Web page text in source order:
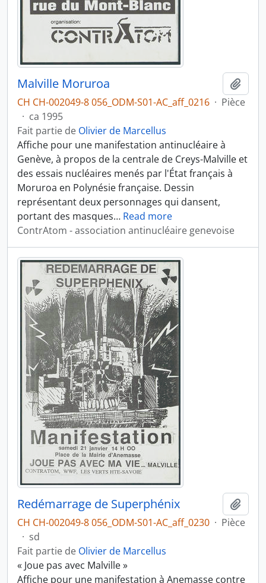
Malville Moruroa
CH CH-002049-8 056_ODM-S01-AC_aff_0216 · Pièce
· ca 1995
Fait partie de Olivier de Marcellus
Affiche pour une manifestation antinucléaire à
Genève, à propos de la centrale de Creys-Malville et
des essais nucléaires menés par l'État français à
Moruroa en Polynésie française. Dessin
représentant deux personnages qui dansent,
portant des masques… Read more
ContrAtom - association antinucléaire genevoise
Redémarrage de Superphénix
CH CH-002049-8 056_ODM-S01-AC_aff_0230 · Pièce
· sd
Fait partie de Olivier de Marcellus
« Joue pas avec Malville »
Affiche pour une manifestation à Anemasse contre